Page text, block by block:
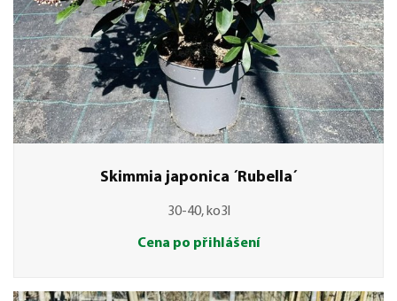
Skimmia japonica ´Rubella´
30-40, ko3l
Cena po přihlášení